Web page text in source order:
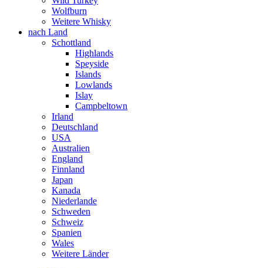
Wolfburn
Weitere Whisky
nach Land
Schottland
Highlands
Speyside
Islands
Lowlands
Islay
Campbeltown
Irland
Deutschland
USA
Australien
England
Finnland
Japan
Kanada
Niederlande
Schweden
Schweiz
Spanien
Wales
Weitere Länder